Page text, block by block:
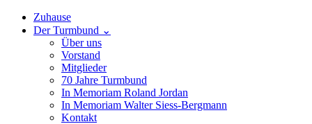
Zuhause
Der Turmbund ⌄
Über uns
Vorstand
Mitglieder
70 Jahre Turmbund
In Memoriam Roland Jordan
In Memoriam Walter Siess-Bergmann
Kontakt